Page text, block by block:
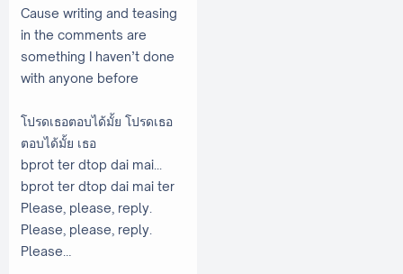
Cause writing and teasing
in the comments are
something I haven’t done
with anyone before
โปรดเธอตอบได้มั้ย โปรดเธอ
ตอบได้มั้ย เธอ
bprot ter dtop dai mai...
bprot ter dtop dai mai ter
Please, please, reply.
Please, please, reply.
Please…